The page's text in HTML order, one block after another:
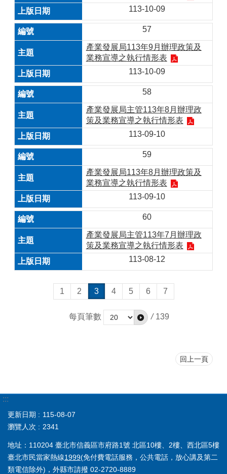
113-10-09
57
產業發展局113年9月辦理政策及
業務宣導之執行情形表
113-10-09
58
產業發展局主管113年8月辦理政
策及業務宣導之執行情形表
113-09-10
59
產業發展局113年8月辦理政策及
業務宣導之執行情形表
113-09-10
60
產業發展局主管113年7月辦理政
策及業務宣導之執行情形表
113-08-12
1 2 3 4 5 6 7
每頁筆數 / 139
回上一頁
:::
更新日期
115-08-07
瀏覽人次
2341
地址：110204 臺北市信義區市府路1號 北區10樓、2樓、西北區5樓
臺北市民當家熱線1999(免付費電話服務，公共電話，放心講及第二
類電信除外)，外縣市請撥 02-2720-8889